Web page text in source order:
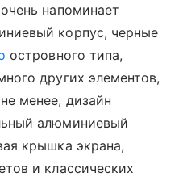
напоминает
корпус, черные
островного типа,
других элементов,
менее, дизайн
алюминиевый
крышка экрана,
и классических